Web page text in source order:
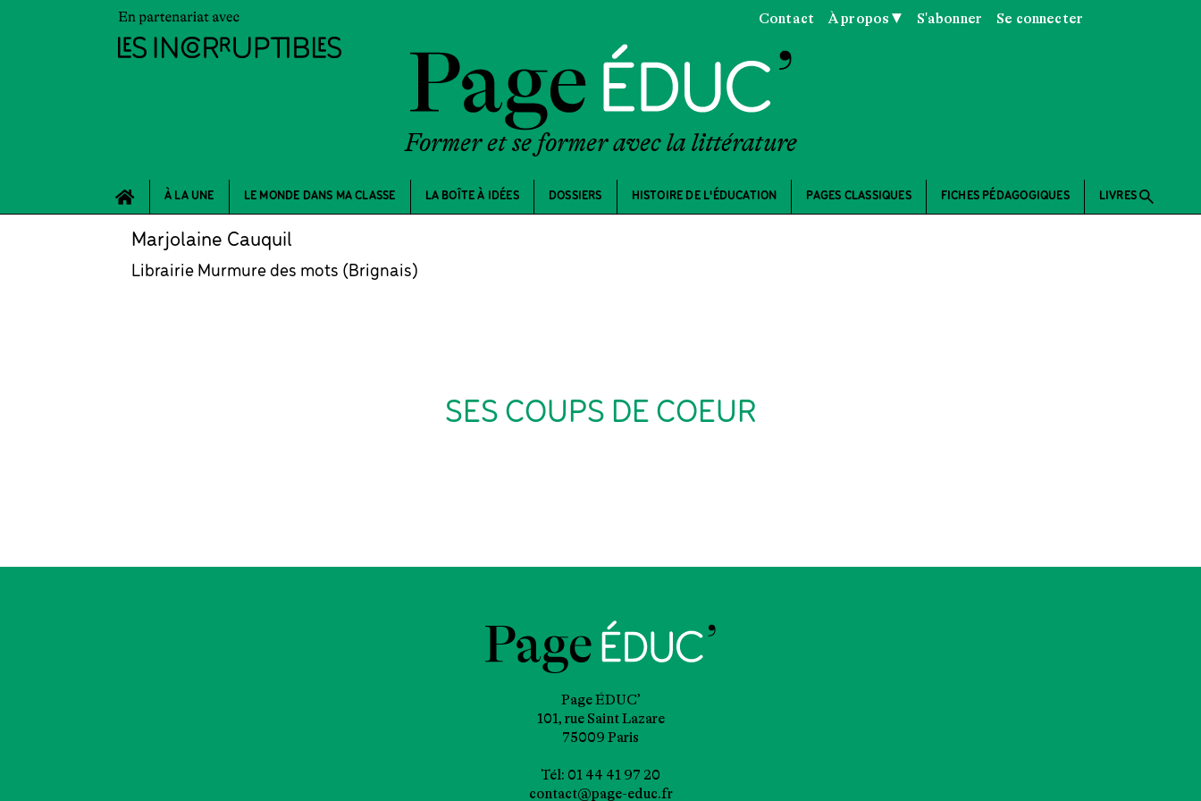
Former et se former avec la littérature
Contact À propos ▼ S'abonner Se connecter
À LA UNE LE MONDE DANS MA CLASSE LA BOÎTE À IDÉES DOSSIERS HISTOIRE DE L'ÉDUCATION PAGES CLASSIQUES FICHES PÉDAGOGIQUES LIVRES search
Marjolaine Cauquil
Librairie Murmure des mots (Brignais)
SES COUPS DE COEUR
Page ÉDUC’
101, rue Saint Lazare
75009 Paris
Tél: 01 44 41 97 20
contact@page-educ.fr